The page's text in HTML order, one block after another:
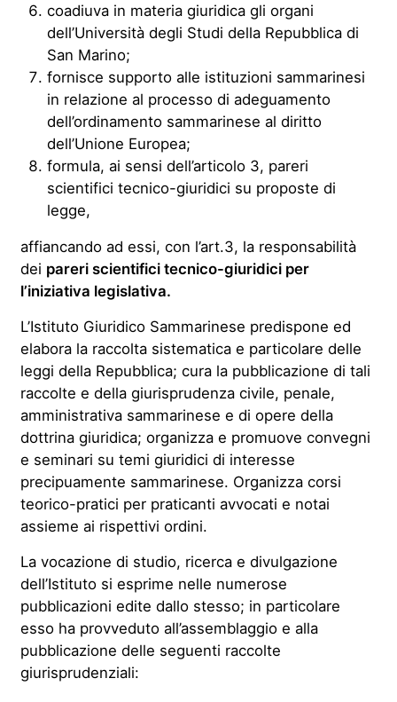
coadiuva in materia giuridica gli organi
dell’Università degli Studi della Repubblica di
San Marino;
fornisce supporto alle istituzioni sammarinesi
in relazione al processo di adeguamento
dell’ordinamento sammarinese al diritto
dell’Unione Europea;
formula, ai sensi dell’articolo 3, pareri
scientifici tecnico-giuridici su proposte di
legge,
affiancando ad essi, con l’art.3, la responsabilità
dei pareri scientifici tecnico-giuridici per
l’iniziativa legislativa.
L’Istituto Giuridico Sammarinese predispone ed
elabora la raccolta sistematica e particolare delle
leggi della Repubblica; cura la pubblicazione di tali
raccolte e della giurisprudenza civile, penale,
amministrativa sammarinese e di opere della
dottrina giuridica; organizza e promuove convegni
e seminari su temi giuridici di interesse
precipuamente sammarinese. Organizza corsi
teorico-pratici per praticanti avvocati e notai
assieme ai rispettivi ordini.
La vocazione di studio, ricerca e divulgazione
dell’Istituto si esprime nelle numerose
pubblicazioni edite dallo stesso; in particolare
esso ha provveduto all’assemblaggio e alla
pubblicazione delle seguenti raccolte
giurisprudenziali: